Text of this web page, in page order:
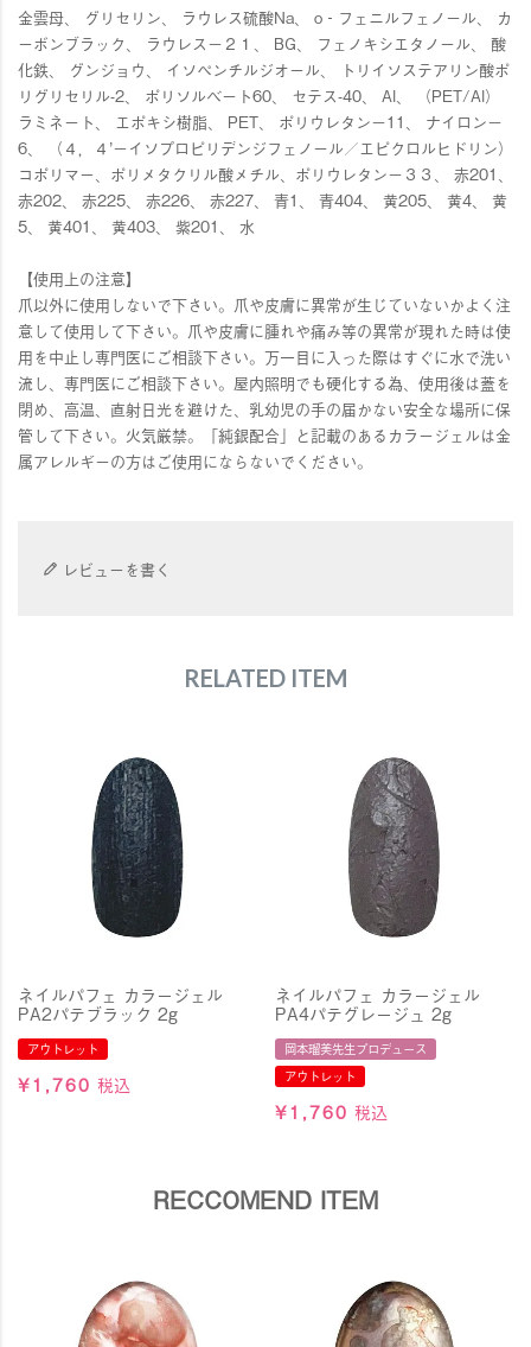
金雲母、 グリセリン、 ラウレス硫酸Na、 o‐フェニルフェノール、 カ
ーボンブラック、 ラウレス－２１、 BG、 フェノキシエタノール、 酸
化鉄、 グンジョウ、 イソぺンチルジオール、 トリイソステアリン酸ポ
リグリセリル-2、 ポリソルベート60、 セテス-40、 Al、 （PET/Al）
ラミネート、 エポキシ樹脂、 PET、 ポリウレタン－11、 ナイロン－
6、 （４，４’－イソプロピリデンジフェノール／エピクロルヒドリン）
コポリマー、ポリメタクリル酸メチル、ポリウレタン－３３、 赤201、
赤202、 赤225、 赤226、 赤227、 青1、 青404、 黄205、 黄4、 黄
5、 黄401、 黄403、 紫201、 水
【使用上の注意】
爪以外に使用しないで下さい。爪や皮膚に異常が生じていないかよく注
意して使用して下さい。爪や皮膚に腫れや痛み等の異常が現れた時は使
用を中止し専門医にご相談下さい。万一目に入った際はすぐに水で洗い
流し、専門医にご相談下さい。屋内照明でも硬化する為、使用後は蓋を
閉め、高温、直射日光を避けた、乳幼児の手の届かない安全な場所に保
管して下さい。火気厳禁。「純銀配合」と記載のあるカラージェルは金
属アレルギーの方はご使用にならないでください。
レビューを書く
RELATED ITEM
ネイルパフェ カラージェル
PA2パテブラック 2g
アウトレット
¥1,760 税込
ネイルパフェ カラージェル
PA4パテグレージュ 2g
岡本瑠美先生プロデュース
アウトレット
¥1,760 税込
RECCOMEND ITEM